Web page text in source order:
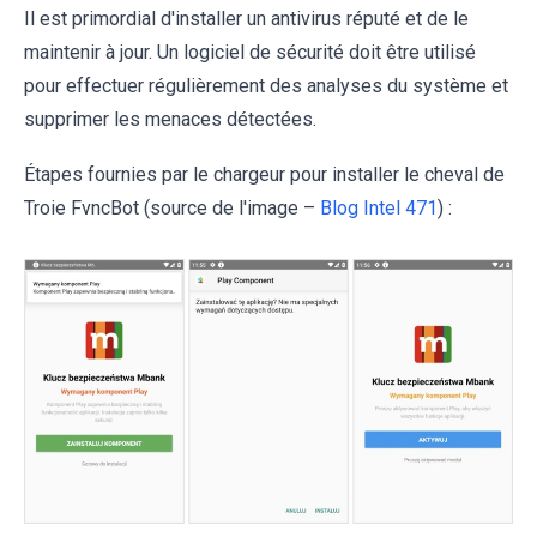
Il est primordial d'installer un antivirus réputé et de le
maintenir à jour. Un logiciel de sécurité doit être utilisé
pour effectuer régulièrement des analyses du système et
supprimer les menaces détectées.
Étapes fournies par le chargeur pour installer le cheval de
Troie FvncBot (source de l'image – Blog Intel 471) :